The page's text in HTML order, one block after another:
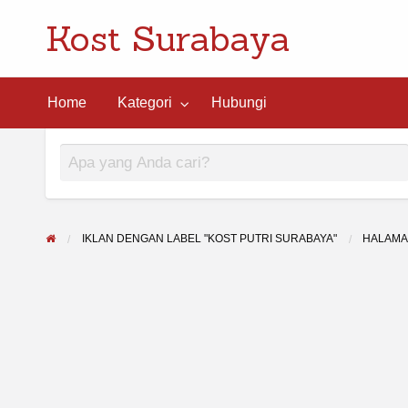
Kost Surabaya
Home Kategori Hubungi
IKLAN DENGAN LABEL "KOST PUTRI SURABAYA"